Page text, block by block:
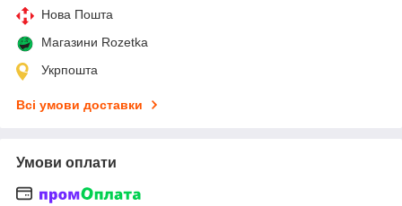
Нова Пошта
Магазини Rozetka
Укрпошта
Всі умови доставки
Умови оплати